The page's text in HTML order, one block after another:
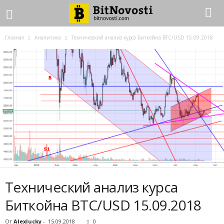
Главная Аналитика Технический анализ курса Биткойна BTC/USD 15.09.2018
Технический анализ курса
Биткойна BTC/USD 15.09.2018
От Alexlucky - 15.09.2018 0